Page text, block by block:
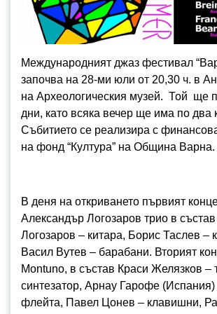
Международният джаз фестивал
започва на 28-ми юли от 20,30 ч. в
на Археологическия музей. Той ще
дни, като всяка вечер ще има по два
Събитието се реализира с
на фонд “Култура” на Община Варна.
В деня на откриването първият
Александър Логозаров трио в
Логозаров – китара, Борис Таслев –
Васил Вутев – барабани. Вторият
Montuno, в състав Краси Желязков –
синтезатор, Арнау Гарофе
флейта, Павел Цонев – клавишни,